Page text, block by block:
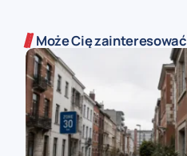
Może Cię zainteresować